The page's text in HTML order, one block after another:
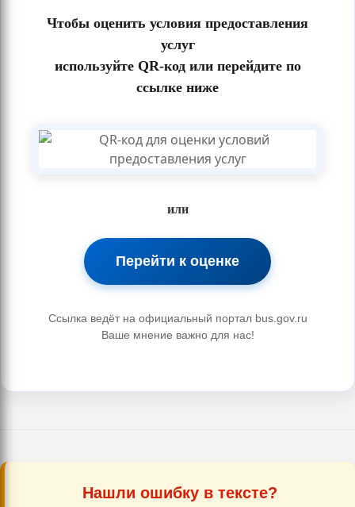
Чтобы оценить условия предоставления
услуг
используйте QR-код или перейдите по
ссылке ниже
или
Перейти к оценке
Ссылка ведёт на официальный портал bus.gov.ru
Ваше мнение важно для нас!
Нашли ошибку в тексте?